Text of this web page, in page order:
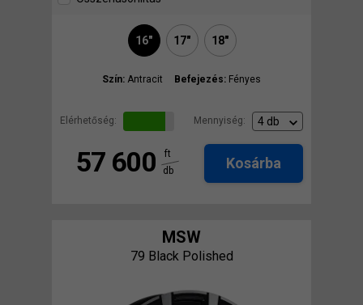
16" 17" 18"
Szín: Antracit Befejezés: Fényes
Elérhetőség: Mennyiség:
57 600
ft
db
Kosárba
MSW
79 Black Polished